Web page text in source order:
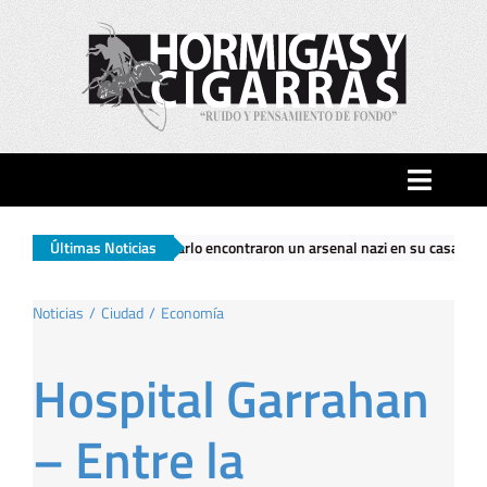
Toggle
Inicio
Ciudad
Actualidad
Hormigas…
Últimas Noticias
encontraron un arsenal nazi en su casa | El Gobierno
Noticias Ciudad Economía
Hospital Garrahan
– Entre la